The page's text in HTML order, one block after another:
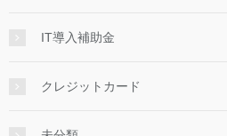
IT導入補助金
クレジットカード